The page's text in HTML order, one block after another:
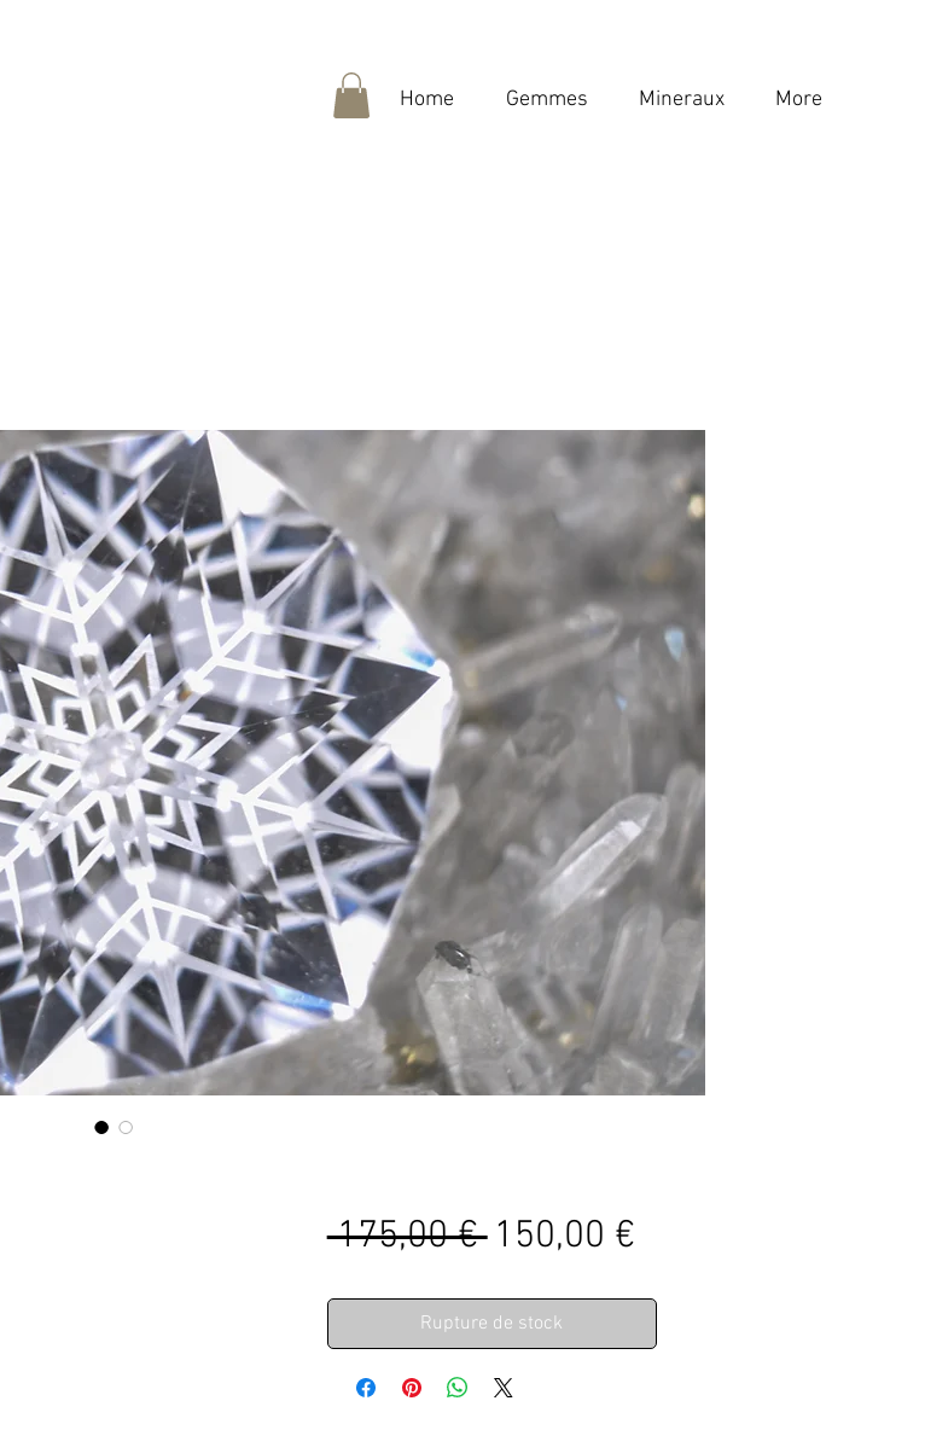
Home Gemmes Mineraux More
Home Gemmes Mineraux More
175,00 € Prix
150,00 €Prix
Rupture de stock